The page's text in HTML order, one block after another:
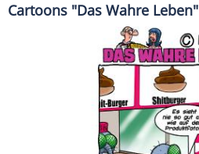
Cartoons "Das Wahre Leben"